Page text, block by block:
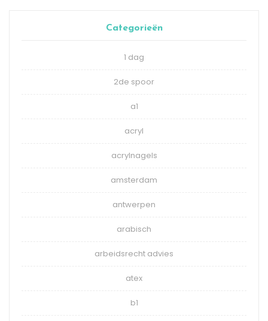
Categorieën
1 dag
2de spoor
a1
acryl
acrylnagels
amsterdam
antwerpen
arabisch
arbeidsrecht advies
atex
b1